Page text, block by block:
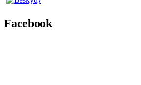
Facebook